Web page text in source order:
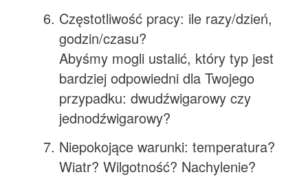
Częstotliwość pracy: ile razy/dzień,
godzin/czasu?
Abyśmy mogli ustalić, który typ jest
bardziej odpowiedni dla Twojego
przypadku: dwudźwigarowy czy
jednodźwigarowy?
Niepokojące warunki: temperatura?
Wiatr? Wilgotność? Nachylenie?